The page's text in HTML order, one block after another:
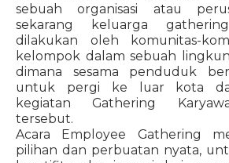
sebuah organisasi atau
sekarang keluarga
dilakukan oleh komunitas-
kelompok dalam sebuah
dimana sesama penduduk
untuk pergi ke luar kota
kegiatan Gathering
tersebut.
Acara Employee Gathering
pilihan dan perbuatan nyata,